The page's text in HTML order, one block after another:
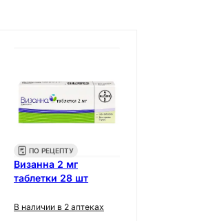
ПО РЕЦЕПТУ
Визанна 2 мг
таблетки 28 шт
В наличии в 2 аптеках